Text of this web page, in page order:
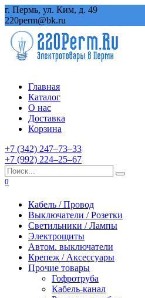
Перейти
к
содержанию
г. Пермь, ул. Ким, д. 49
220perm@bk.ru
Главная
Каталог
О нас
Доставка
Корзина
+7 (342) 247‒73‒33
+7 (992) 224‒25‒67
Search
for:
0
Кабель / Провод
Выключатели / Розетки
Светильники / Лампы
Электрощиты
Автом. выключатели
Крепеж / Аксессуары
Прочие товары
Гофротруба
Кабель-канал